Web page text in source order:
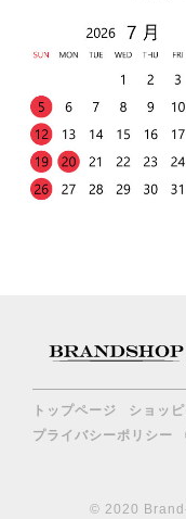
トップページ ショッ
プライバシーポリシー
© 2020